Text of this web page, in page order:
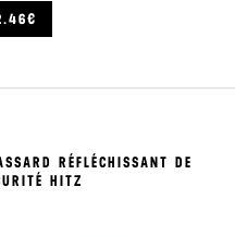
RÉFLÉCHISSANT DE
HITZ